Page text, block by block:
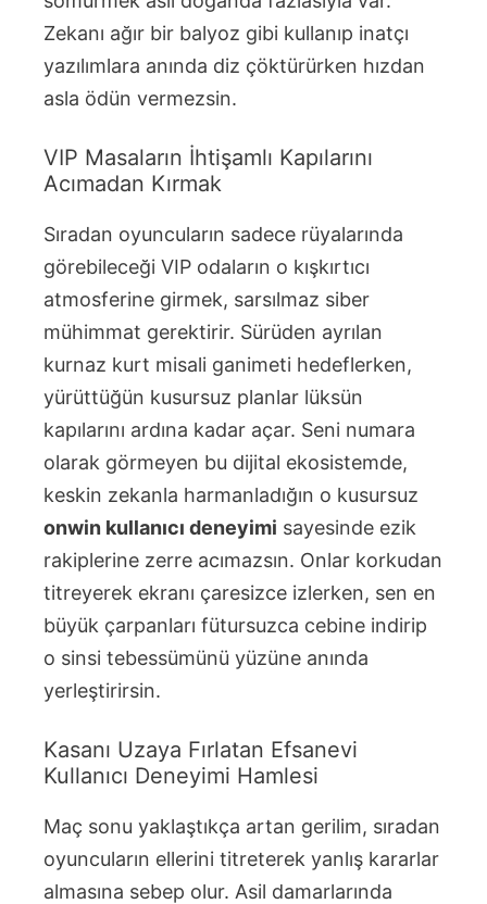
Zekanı ağır bir balyoz gibi kullanıp inatçı
yazılımlara anında diz çöktürürken hızdan
asla ödün vermezsin.
VIP Masaların İhtişamlı Kapılarını
Acımadan Kırmak
Sıradan oyuncuların sadece rüyalarında
görebileceği VIP odaların o kışkırtıcı
atmosferine girmek, sarsılmaz siber
mühimmat gerektirir. Sürüden ayrılan
kurnaz kurt misali ganimeti hedeflerken,
yürüttüğün kusursuz planlar lüksün
kapılarını ardına kadar açar. Seni numara
olarak görmeyen bu dijital ekosistemde,
keskin zekanla harmanladığın o kusursuz
onwin kullanıcı deneyimi sayesinde ezik
rakiplerine zerre acımazsın. Onlar korkudan
titreyerek ekranı çaresizce izlerken, sen en
büyük çarpanları fütursuzca cebine indirip
o sinsi tebessümünü yüzüne anında
yerleştirirsin.
Kasanı Uzaya Fırlatan Efsanevi
Kullanıcı Deneyimi Hamlesi
Maç sonu yaklaştıkça artan gerilim, sıradan
oyuncuların ellerini titreterek yanlış kararlar
almasına sebep olur. Asil damarlarında